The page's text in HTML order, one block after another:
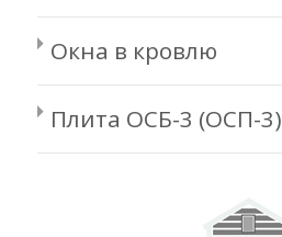
Окна в кровлю
Плита ОСБ-3 (ОСП-3)